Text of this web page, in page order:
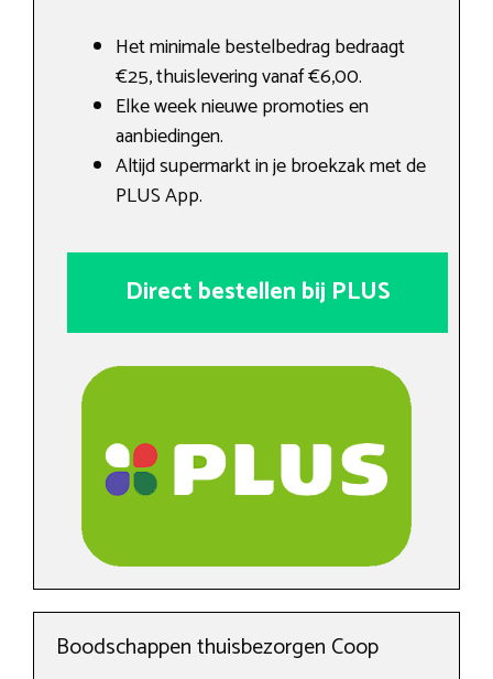
Het minimale bestelbedrag bedraagt
€25, thuislevering vanaf €6,00.
Elke week nieuwe promoties en
aanbiedingen.
Altijd supermarkt in je broekzak met de
PLUS App.
Direct bestellen bij PLUS
Boodschappen thuisbezorgen Coop